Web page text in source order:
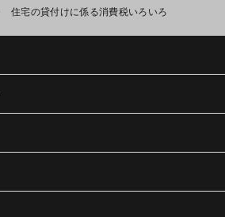
住宅の貸付けに係る消費税いろいろ